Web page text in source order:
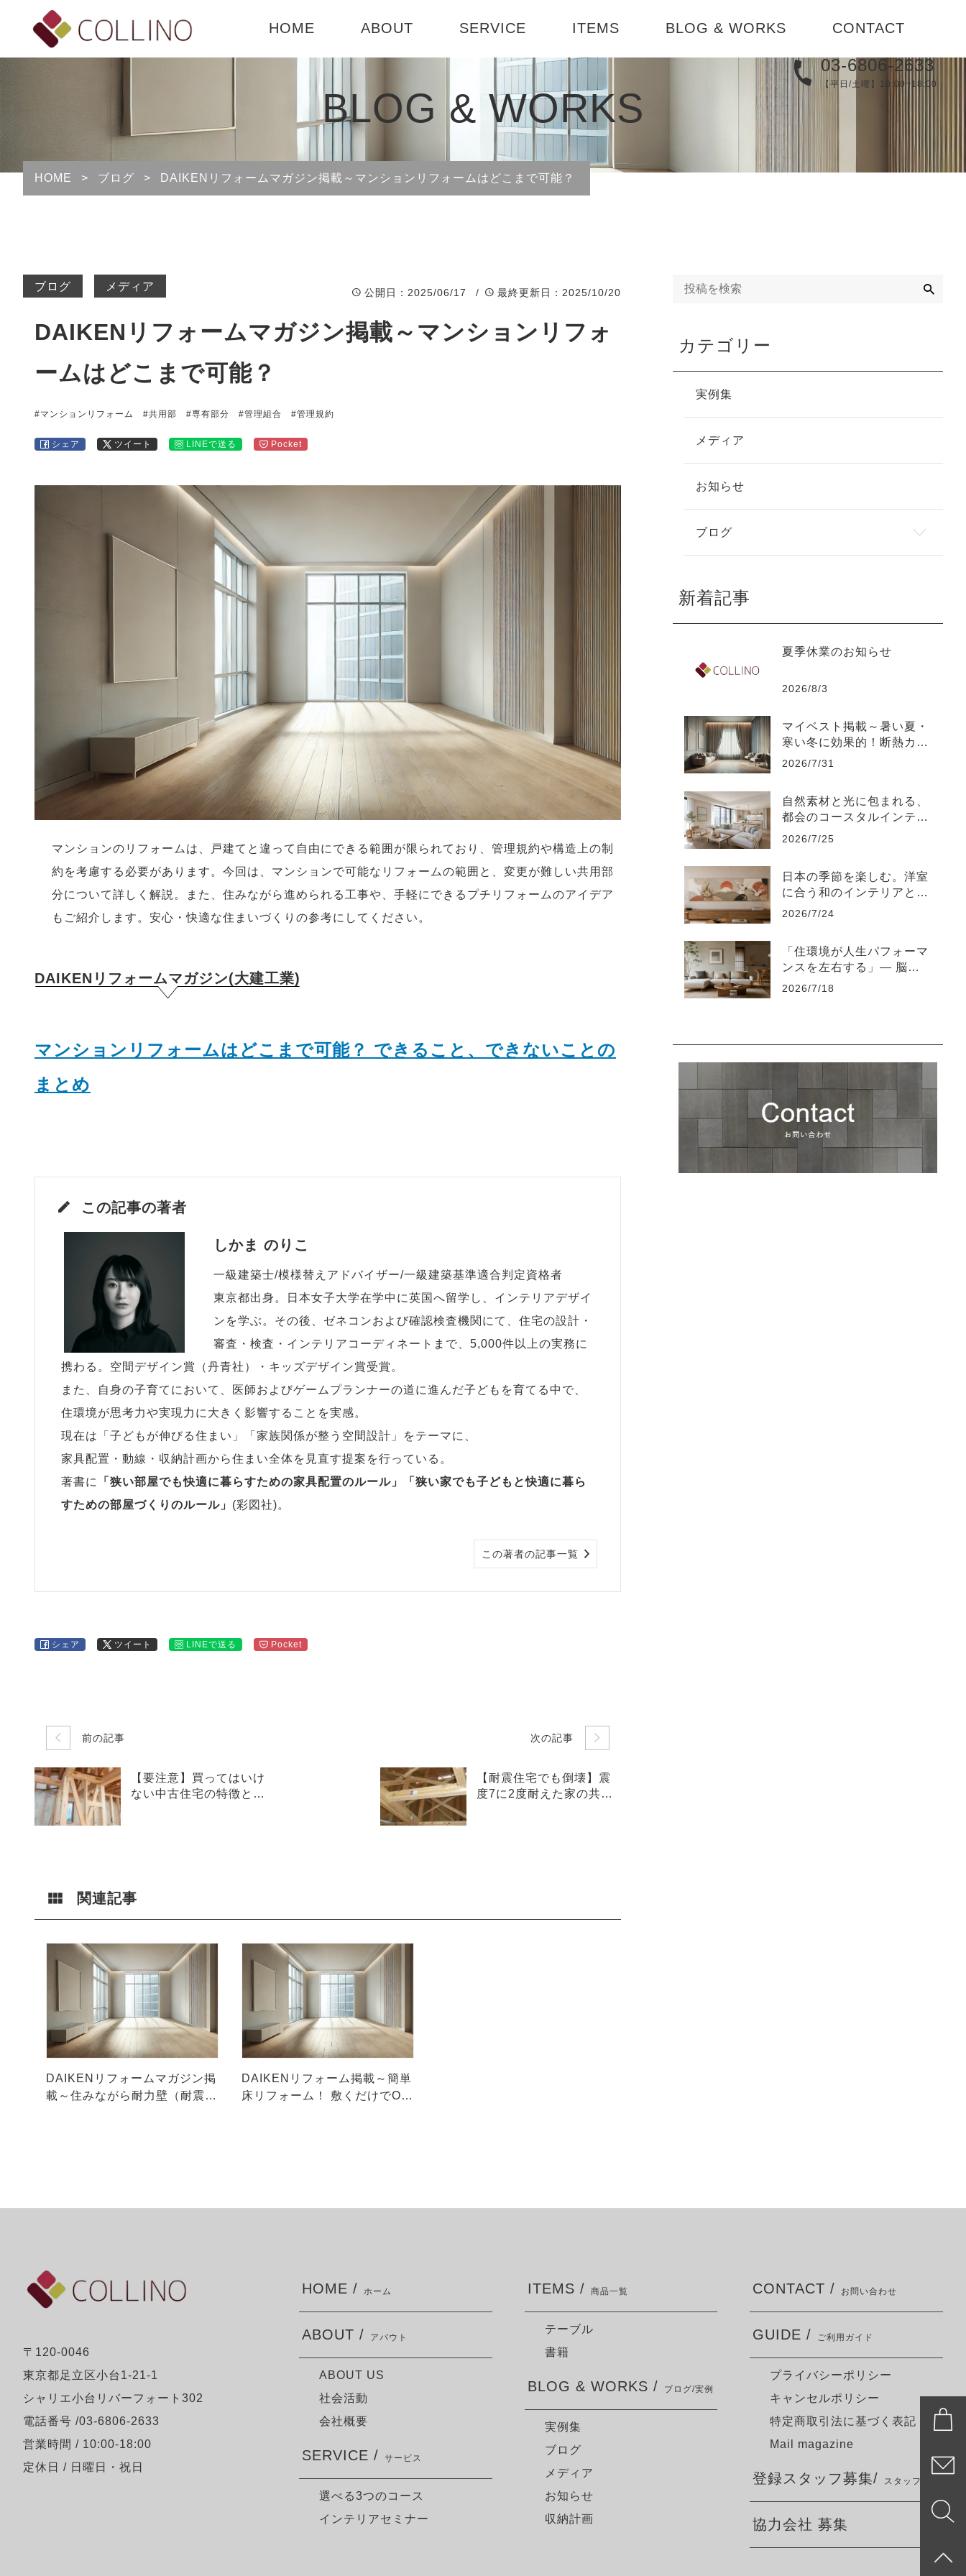
HOME ABOUT
社会活動
SERVICE
1DAY模様替え
インテリアコーディネ
インテリアセミナー
ITEMS
書籍
BLOG & WORKS CONTACT
03-6806-2633
【平日/土曜】10:00~18:00
BLOG & WORKS
HOME > ブログ > DAIKENリフォームマガジン掲載～マンションリフォームはどこまで可能？
ブログ メディア
公開日 ：2025/06/17 / 最終更新日 ：2025/10/20
DAIKENリフォームマガジン掲載～マンションリフォ
ームはどこまで可能？
#マンションリフォーム #共用部 #専有部分 #管理組合 #管理規約
シェア ツイート LINEで送る Pocket
マンションのリフォームは、戸建てと違って自由にできる範囲が限られており、管理規約や構造上の制
約を考慮する必要があります。今回は、マンションで可能なリフォームの範囲と、変更が難しい共用部
分について詳しく解説。また、住みながら進められる工事や、手軽にできるプチリフォームのアイデア
もご紹介します。安心・快適な住まいづくりの参考にしてください。
DAIKENリフォームマガジン(大建工業)
マンションリフォームはどこまで可能？ できること、できないことの
まとめ
この記事の著者
しかま のりこ
一級建築士/模様替えアドバイザー/一級建築基準適合判定資格者
東京都出身。日本女子大学在学中に英国へ留学し、インテリアデザイ
ンを学ぶ。その後、ゼネコンおよび確認検査機関にて、住宅の設計・
審査・検査・インテリアコーディネートまで、5,000件以上の実務に
携わる。空間デザイン賞（丹青社）・キッズデザイン賞受賞。
また、自身の子育てにおいて、医師およびゲームプランナーの道に進んだ子どもを育てる中で、
住環境が思考力や実現力に大きく影響することを実感。
現在は「子どもが伸びる住まい」「家族関係が整う空間設計」をテーマに、
家具配置・動線・収納計画から住まい全体を見直す提案を行っている。
著書に
「狭い部屋でも快適に暮らすための家具配置のルール」
「狭い家でも子どもと快適に暮ら
すための部屋づくりのルール」 (彩図社)。
この著者の記事一覧
シェア ツイート LINEで送る Pocket
前の記事
【要注意】買ってはいけ
ない中古住宅の特徴と
次の記事
【耐震住宅でも倒壊】震
度7に2度耐えた家の共通
関連記事
DAIKENリフォームマガジン掲
載～住みながら耐力壁（耐震
DAIKENリフォーム掲載～簡単
床リフォーム！ 敷くだけでOK
カテゴリー
実例集
メディア
お知らせ
ブログ
新着記事
夏季休業のお知らせ
2026/8/3
マイベスト掲載～暑い夏・
寒い冬に効果的！断熱カー
テンのおすすめ人気ランキ
2026/7/31
自然素材と光に包まれる、
都会のコースタルインテリ
ア-江東区
2026/7/25
日本の季節を楽しむ。洋室
に合う和のインテリアと飾
り方
2026/7/24
「住環境が人生パフォーマ
ンスを左右する」― 脳を
疲れさせない“知的な住環
2026/7/18
〒120-0046
東京都足立区小台1-21-1
シャリエ小台リバーフォート302
電話番号 /03-6806-2633
営業時間 / 10:00-18:00
定休日 / 日曜日・祝日
HOME / ホーム
ABOUT / アバウト
ABOUT US
社会活動
会社概要
SERVICE / サービス
選べる3つのコース
インテリアセミナー
ITEMS / 商品一覧
テーブル
書籍
BLOG & WORKS / ブログ/実例
実例集
ブログ
メディア
お知らせ
収納計画
CONTACT / お問い合わせ
GUIDE / ご利用ガイド
プライバシーポリシー
キャンセルポリシー
特定商取引法に基づく表記
Mail magazine
登録スタッフ募集/ スタッフ募集
協力会社 募集